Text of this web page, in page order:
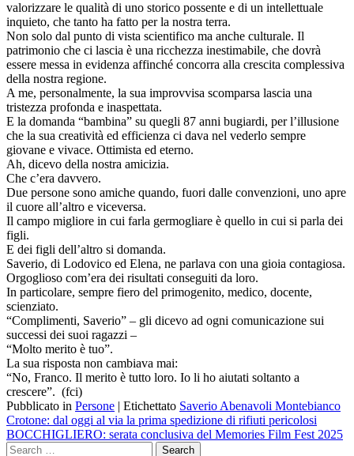
valorizzare le qualità di uno storico possente e di un intellettuale
inquieto, che tanto ha fatto per la nostra terra.
Non solo dal punto di vista scientifico ma anche culturale. Il
patrimonio che ci lascia è una ricchezza inestimabile, che dovrà
essere messa in evidenza affinché concorra alla crescita complessiva
della nostra regione.
A me, personalmente, la sua improvvisa scomparsa lascia una
tristezza profonda e inaspettata.
E la domanda “bambina” su quegli 87 anni bugiardi, per l’illusione
che la sua creatività ed efficienza ci dava nel vederlo sempre
giovane e vivace. Ottimista ed eterno.
Ah, dicevo della nostra amicizia.
Che c’era davvero.
Due persone sono amiche quando, fuori dalle convenzioni, uno apre
il cuore all’altro e viceversa.
Il campo migliore in cui farla germogliare è quello in cui si parla dei
figli.
E dei figli dell’altro si domanda.
Saverio, di Lodovico ed Elena, ne parlava con una gioia contagiosa.
Orgoglioso com’era dei risultati conseguiti da loro.
In particolare, sempre fiero del primogenito, medico, docente,
scienziato.
“Complimenti, Saverio” – gli dicevo ad ogni comunicazione sui
successi dei suoi ragazzi –
“Molto merito è tuo”.
La sua risposta non cambiava mai:
“No, Franco. Il merito è tutto loro. Io li ho aiutati soltanto a
crescere”. (fci)
Pubblicato in Persone | Etichettato Saverio Abenavoli Montebianco
Navigazione
articoli
Crotone: dal oggi al via la prima spedizione di rifiuti pericolosi
BOCCHIGLIERO: serata conclusiva del Memories Film Fest 2025